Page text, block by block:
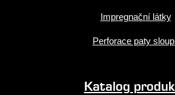
Impregnační látky
Perforace paty
Katalog